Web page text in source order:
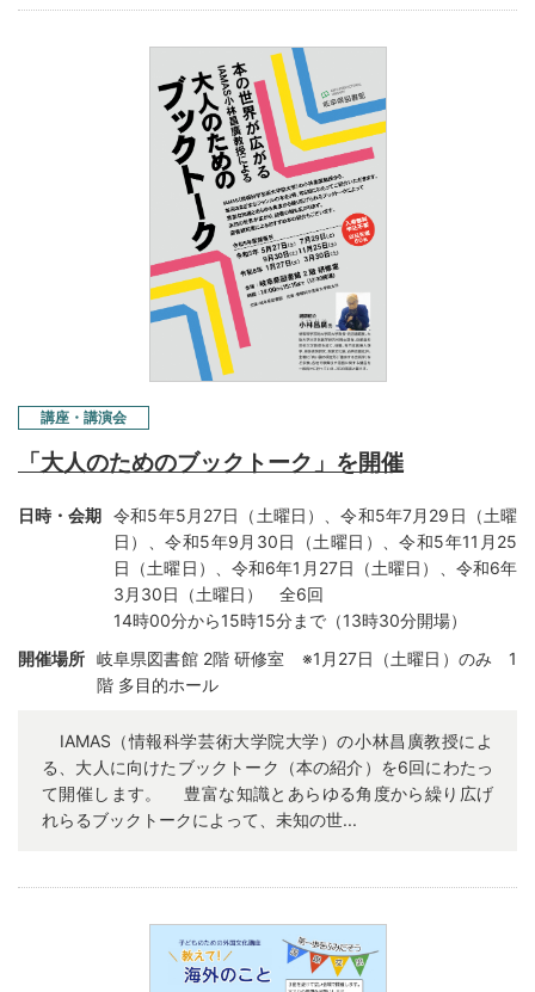
講座・講演会
「大人のためのブックトーク」を開催
日時・会期 令和5年5月27日（土曜日）、令和5年7月29日（土曜
日）、令和5年9月30日（土曜日）、令和5年11月25
日（土曜日）、令和6年1月27日（土曜日）、令和6年
3月30日（土曜日） 全6回
14時00分から15時15分まで（13時30分開場）
開催場所 岐阜県図書館 2階 研修室 ※1月27日（土曜日）のみ 1
階 多目的ホール
IAMAS（情報科学芸術大学院大学）の小林昌廣教授によ
る、大人に向けたブックトーク（本の紹介）を6回にわたっ
て開催します。 豊富な知識とあらゆる角度から繰り広げ
れらるブックトークによって、未知の世...